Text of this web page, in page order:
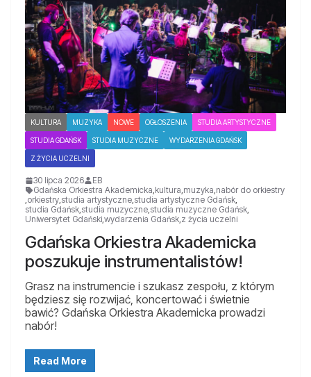
KULTURA MUZYKA NOWE OGŁOSZENIA STUDIA ARTYSTYCZNE
STUDIA GDAŃSK STUDIA MUZYCZNE WYDARZENIA GDAŃSK
Z ŻYCIA UCZELNI
30 lipca 2026
EB
Gdańska Orkiestra Akademicka,kultura,muzyka,nabór do orkiestry
,orkiestry,studia artystyczne,studia artystyczne Gdańsk,
studia Gdańsk,studia muzyczne,studia muzyczne Gdańsk,
Uniwersytet Gdański,wydarzenia Gdańsk,z życia uczelni
Gdańska Orkiestra Akademicka
poszukuje instrumentalistów!
Grasz na instrumencie i szukasz zespołu, z którym
będziesz się rozwijać, koncertować i świetnie
bawić? Gdańska Orkiestra Akademicka prowadzi
nabór!
Read More